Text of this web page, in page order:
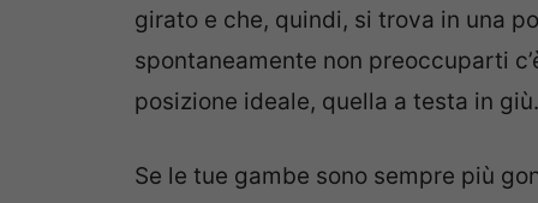
girato e che, quindi, si trova in una
spontaneamente non preoccuparti
posizione ideale, quella a testa in giù.
Se le tue gambe sono sempre più